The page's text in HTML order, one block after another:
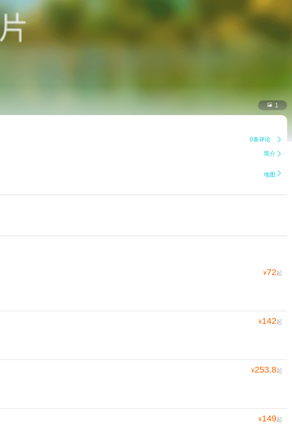
 1
0条评论 
简介 
地图 
¥72起
¥142起
¥253.8起
¥149起